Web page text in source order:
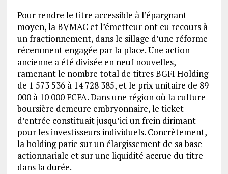
Pour rendre le titre accessible à l’épargnant
moyen, la BVMAC et l’émetteur ont eu recours à
un fractionnement, dans le sillage d’une réforme
récemment engagée par la place. Une action
ancienne a été divisée en neuf nouvelles,
ramenant le nombre total de titres BGFI Holding
de 1 573 536 à 14 728 385, et le prix unitaire de 89
000 à 10 000 FCFA. Dans une région où la culture
boursière demeure embryonnaire, le ticket
d’entrée constituait jusqu’ici un frein dirimant
pour les investisseurs individuels. Concrètement,
la holding parie sur un élargissement de sa base
actionnariale et sur une liquidité accrue du titre
dans la durée.